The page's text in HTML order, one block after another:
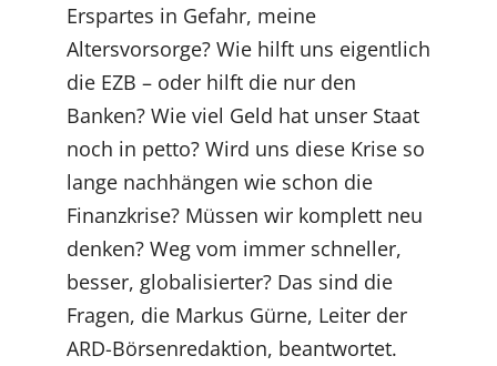
Erspartes in Gefahr, meine
Altersvorsorge? Wie hilft uns eigentlich
die EZB – oder hilft die nur den
Banken? Wie viel Geld hat unser Staat
noch in petto? Wird uns diese Krise so
lange nachhängen wie schon die
Finanzkrise? Müssen wir komplett neu
denken? Weg vom immer schneller,
besser, globalisierter? Das sind die
Fragen, die Markus Gürne, Leiter der
ARD-Börsenredaktion, beantwortet.